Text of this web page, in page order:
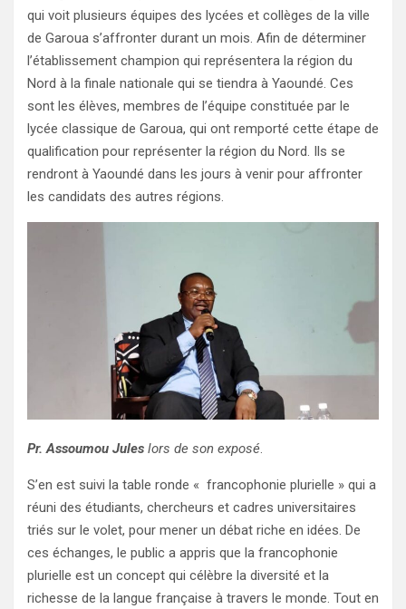
qui voit plusieurs équipes des lycées et collèges de la ville
de Garoua s’affronter durant un mois. Afin de déterminer
l’établissement champion qui représentera la région du
Nord à la finale nationale qui se tiendra à Yaoundé. Ces
sont les élèves, membres de l’équipe constituée par le
lycée classique de Garoua, qui ont remporté cette étape de
qualification pour représenter la région du Nord. Ils se
rendront à Yaoundé dans les jours à venir pour affronter
les candidats des autres régions.
Pr. Assoumou Jules lors de son exposé.
S’en est suivi la table ronde « francophonie plurielle » qui a
réuni des étudiants, chercheurs et cadres universitaires
triés sur le volet, pour mener un débat riche en idées. De
ces échanges, le public a appris que la francophonie
plurielle est un concept qui célèbre la diversité et la
richesse de la langue française à travers le monde. Tout en